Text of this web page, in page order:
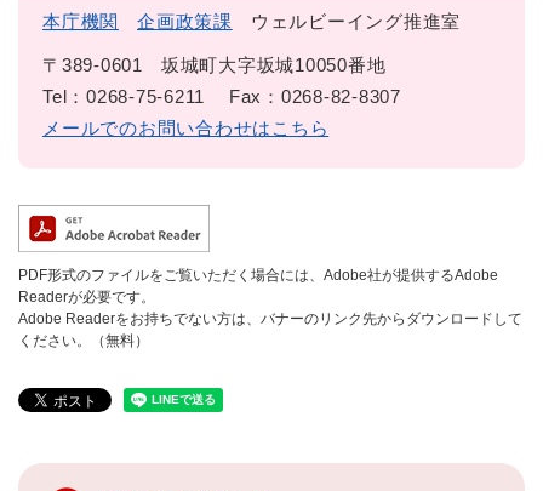
本庁機関 企画政策課 ウェルビーイング推進室
〒389-0601
坂城町大字坂城10050番地
Tel：0268-75-6211
Fax：0268-82-8307
メールでのお問い合わせはこちら
PDF形式のファイルをご覧いただく場合には、Adobe社が提供するAdobe
Readerが必要です。
Adobe Readerをお持ちでない方は、バナーのリンク先からダウンロードして
ください。（無料）